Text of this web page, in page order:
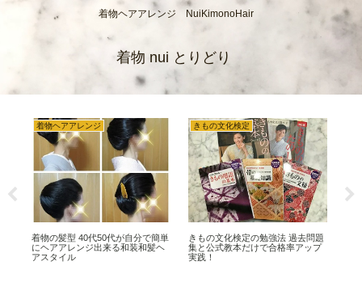
着物ヘアアレンジ NuiKimonoHair
着物 nui とりどり
着物ヘアアレンジ
着物の髪型 40代50代が自分で簡単
にヘアアレンジ出来る和装和髪ヘ
アスタイル
きもの文化検定
きもの文化検定の勉強法 過去問題
集と公式教本だけで合格率アップ
実践！